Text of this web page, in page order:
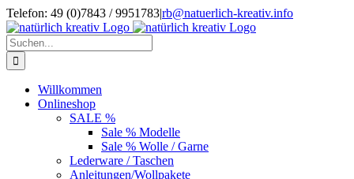
Zum
Inhalt
springen
Telefon: 49 (0)7843 / 9951783|rb@natuerlich-kreativ.info
Suche
nach:
Willkommen
Onlineshop
SALE %
Sale % Modelle
Sale % Wolle / Garne
Lederware / Taschen
Anleitungen/Wollpakete